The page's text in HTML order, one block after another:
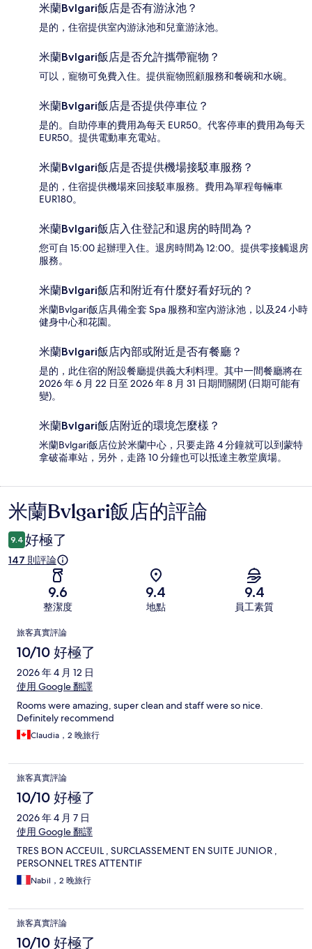
米蘭Bvlgari飯店是否有游泳池？
是的，住宿提供室內游泳池和兒童游泳池。
米蘭Bvlgari飯店是否允許攜帶寵物？
可以，寵物可免費入住。提供寵物照顧服務和餐碗和水碗。
米蘭Bvlgari飯店是否提供停車位？
是的。自助停車的費用為每天 EUR50。代客停車的費用為每天
EUR50。提供電動車充電站。
米蘭Bvlgari飯店是否提供機場接駁車服務？
是的，住宿提供機場來回接駁車服務。費用為單程每輛車
EUR180。
米蘭Bvlgari飯店入住登記和退房的時間為？
您可自 15:00 起辦理入住。退房時間為 12:00。提供零接觸退房
服務。
米蘭Bvlgari飯店和附近有什麼好看好玩的？
米蘭Bvlgari飯店具備全套 Spa 服務和室內游泳池，以及24 小時
健身中心和花園。
米蘭Bvlgari飯店內部或附近是否有餐廳？
是的，此住宿的附設餐廳提供義大利料理。其中一間餐廳將在
2026 年 6 月 22 日至 2026 年 8 月 31 日期間關閉 (日期可能有
變)。
米蘭Bvlgari飯店附近的環境怎麼樣？
米蘭Bvlgari飯店位於米蘭中心，只要走路 4 分鐘就可以到蒙特
拿破崙車站，另外，走路 10 分鐘也可以抵達主教堂廣場。
評
論
米蘭Bvlgari飯店的評論
9.4 好極了
147 則評論
9.6
整潔度
9.4
地點
9.4
員工素質
評
論
旅客真實評論
10/10 好極了
2026 年 4 月 12 日
使用 Google 翻譯
Rooms were amazing, super clean and staff were so nice.
Definitely recommend
Claudia，2 晚旅行
旅客真實評論
10/10 好極了
2026 年 4 月 7 日
使用 Google 翻譯
TRES BON ACCEUIL , SURCLASSEMENT EN SUITE JUNIOR ,
PERSONNEL TRES ATTENTIF
Nabil，2 晚旅行
旅客真實評論
10/10 好極了